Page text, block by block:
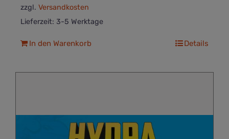
zzgl. Versandkosten
Lieferzeit: 3-5 Werktage
In den Warenkorb Details